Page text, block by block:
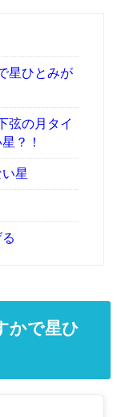
星ひとみが
弦の月タイ
？！
星
かで星ひ